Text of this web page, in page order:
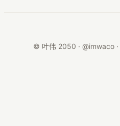
© 叶伟 2050 · @imwaco ·